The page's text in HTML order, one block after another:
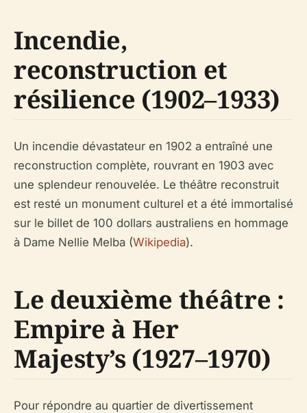
Incendie,
reconstruction et
résilience (1902–1933)
Un incendie dévastateur en 1902 a entraîné une
reconstruction complète, rouvrant en 1903 avec
une splendeur renouvelée. Le théâtre reconstruit
est resté un monument culturel et a été immortalisé
sur le billet de 100 dollars australiens en hommage
à Dame Nellie Melba (Wikipedia).
Le deuxième théâtre :
Empire à Her
Majesty’s (1927–1970)
Pour répondre au quartier de divertissement